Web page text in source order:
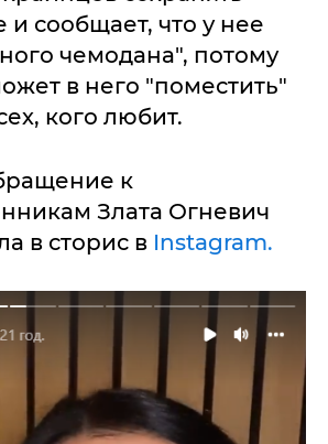
и сообщает, что у нее
чемодана", потому
в него "поместить"
кого любит.
к
Злата Огневич
в сторис в Instagram.